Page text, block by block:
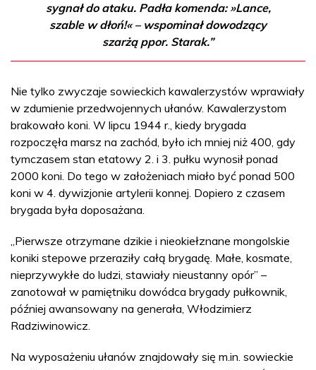
sygnał do ataku. Padła komenda: »Lance,
szable w dłoń!« – wspominał dowodzący
szarżą ppor. Starak.”
Nie tylko zwyczaje sowieckich kawalerzystów wprawiały
w zdumienie przedwojennych ułanów. Kawalerzystom
brakowało koni. W lipcu 1944 r., kiedy brygada
rozpoczęła marsz na zachód, było ich mniej niż 400, gdy
tymczasem stan etatowy 2. i 3. pułku wynosił ponad
2000 koni. Do tego w założeniach miało być ponad 500
koni w 4. dywizjonie artylerii konnej. Dopiero z czasem
brygada była doposażana.
„Pierwsze otrzymane dzikie i nieokiełznane mongolskie
koniki stepowe przeraziły całą brygadę. Małe, kosmate,
nieprzywykłe do ludzi, stawiały nieustanny opór” –
zanotował w pamiętniku dowódca brygady pułkownik,
później awansowany na generała, Włodzimierz
Radziwinowicz.
Na wyposażeniu ułanów znajdowały się m.in. sowieckie